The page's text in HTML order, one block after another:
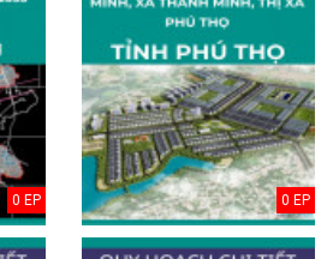
0 EP 0 EP